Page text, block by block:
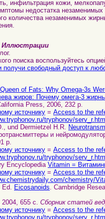
инфильтрация кожи,
недостатка
количества незаменимых
поиска воспользуйтесь
получи свободный доступ к
of Fats: Why Omega-3s
жиров: Почему омега-3
Press, 2006, 232 p.
источнику = Access to the
tryphonov/
und Dermietzel H.R.
и
p.
источнику = Access to the
tryphonov/
Encyclopedia Vitamin =
источнику = Access to the
chemistry/
Ed. Eicosanoids. Cambridge
2004, 655 с. Сборник статей
источнику = Access to the
tryphonov/